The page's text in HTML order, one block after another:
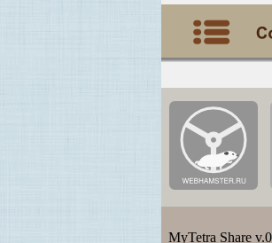
MyTetra Share